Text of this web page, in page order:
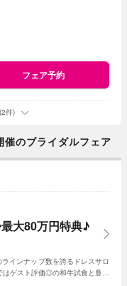
フェア予約
件)
のブライダルフェア
大80万円特典♪
インナップ数を誇るドレスサロ
はゲスト評価◎の和牛試食と豊富